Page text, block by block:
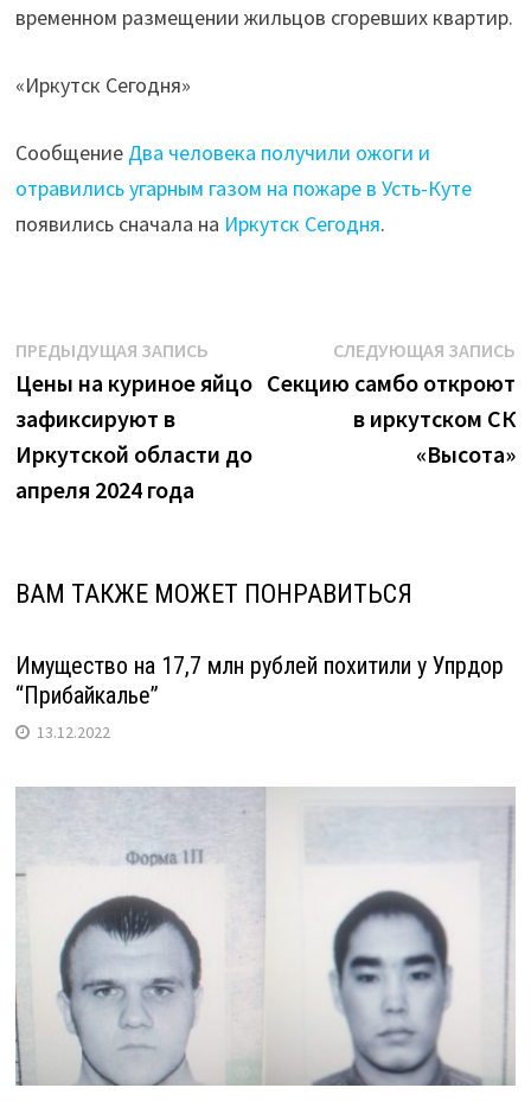
временном размещении жильцов сгоревших квартир.
«Иркутск Сегодня»
Сообщение Два человека получили ожоги и
отравились угарным газом на пожаре в Усть-Куте
появились сначала на Иркутск Сегодня.
Навигация
по
записям
ПРЕДЫДУЩАЯ ЗАПИСЬПредыдущая
запись:
Цены на куриное яйцо
зафиксируют в
Иркутской области до
апреля 2024 года
СЛЕДУЮЩАЯ ЗАПИСЬ
Секцию самбо откроют
в иркутском СК
«Высота»
ВАМ ТАКЖЕ МОЖЕТ ПОНРАВИТЬСЯ
Имущество на 17,7 млн рублей похитили у Упрдор
“Прибайкалье”
13.12.2022